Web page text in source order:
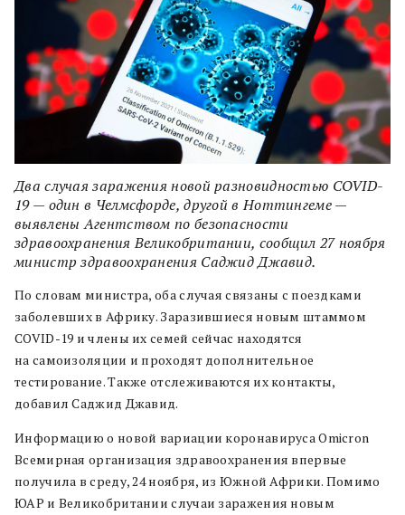
Два случая заражения новой разновидностью COVID-
19 — один в Челмсфорде, другой в Ноттингеме —
выявлены Агентством по безопасности
здравоохранения Великобритании, сообщил 27 ноября
министр здравоохранения Саджид Джавид.
По словам министра, оба случая связаны с поездками
заболевших в Африку. Заразившиеся новым штаммом
COVID-19 и члены их семей сейчас находятся
на самоизоляции и проходят дополнительное
тестирование. Также отслеживаются их контакты,
добавил Саджид Джавид.
Информацию о новой вариации коронавируса Omicron
Всемирная организация здравоохранения впервые
получила в среду, 24 ноября, из Южной Африки. Помимо
ЮАР и Великобритании случаи заражения новым